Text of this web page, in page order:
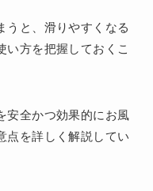
うと、滑りやすくなる
い方を把握しておくこ
安全かつ効果的にお風
点を詳しく解説してい